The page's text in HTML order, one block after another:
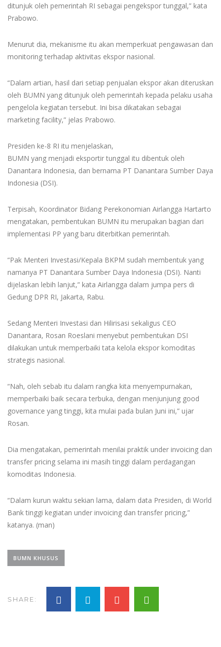
ditunjuk oleh pemerintah RI sebagai pengekspor tunggal,” kata
Prabowo.
Menurut dia, mekanisme itu akan memperkuat pengawasan dan
monitoring terhadap aktivitas ekspor nasional.
“Dalam artian, hasil dari setiap penjualan ekspor akan diteruskan
oleh BUMN yang ditunjuk oleh pemerintah kepada pelaku usaha
pengelola kegiatan tersebut. Ini bisa dikatakan sebagai
marketing facility,” jelas Prabowo.
Presiden ke-8 RI itu menjelaskan,
BUMN yang menjadi eksportir tunggal itu dibentuk oleh
Danantara Indonesia, dan bernama PT Danantara Sumber Daya
Indonesia (DSI).
Terpisah, Koordinator Bidang Perekonomian Airlangga Hartarto
mengatakan, pembentukan BUMN itu merupakan bagian dari
implementasi PP yang baru diterbitkan pemerintah.
“Pak Menteri Investasi/Kepala BKPM sudah membentuk yang
namanya PT Danantara Sumber Daya Indonesia (DSI). Nanti
dijelaskan lebih lanjut,” kata Airlangga dalam jumpa pers di
Gedung DPR RI, Jakarta, Rabu.
Sedang Menteri Investasi dan Hilirisasi sekaligus CEO
Danantara, Rosan Roeslani menyebut pembentukan DSI
dilakukan untuk memperbaiki tata kelola ekspor komoditas
strategis nasional.
“Nah, oleh sebab itu dalam rangka kita menyempurnakan,
memperbaiki baik secara terbuka, dengan menjunjung good
governance yang tinggi, kita mulai pada bulan Juni ini,” ujar
Rosan.
Dia mengatakan, pemerintah menilai praktik under invoicing dan
transfer pricing selama ini masih tinggi dalam perdagangan
komoditas Indonesia.
“Dalam kurun waktu sekian lama, dalam data Presiden, di World
Bank tinggi kegiatan under invoicing dan transfer pricing,”
katanya. (man)
BUMN KHUSUS
SHARE: